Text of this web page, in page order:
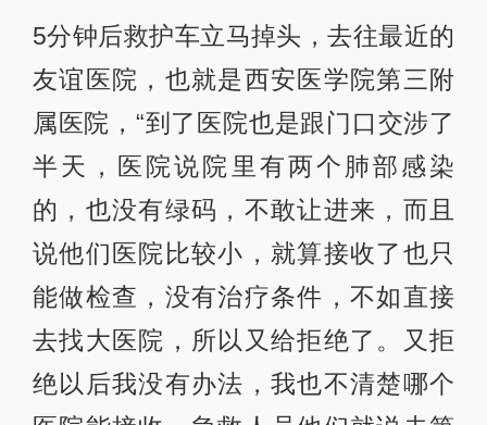
5分钟后救护车立马掉头，去往最近的
友谊医院，也就是西安医学院第三附
属医院，“到了医院也是跟门口交涉了
半天，医院说院里有两个肺部感染
的，也没有绿码，不敢让进来，而且
说他们医院比较小，就算接收了也只
能做检查，没有治疗条件，不如直接
去找大医院，所以又给拒绝了。又拒
绝以后我没有办法，我也不清楚哪个